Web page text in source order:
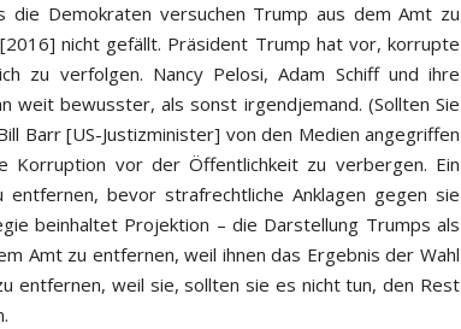
die Demokraten versuchen Trump aus dem Amt zu
nicht gefällt. Präsident Trump hat vor, korrupte
zu verfolgen. Nancy Pelosi, Adam Schiff und ihre
weit bewusster, als sonst irgendjemand. (Sollten Sie
Barr [US-Justizminister] von den Medien angegriffen
vor der Öffentlichkeit zu verbergen. Ein
bevor strafrechtliche Anklagen gegen sie
beinhaltet Projektion – die Darstellung Trumps als
Amt zu entfernen, weil ihnen das Ergebnis der Wahl
entfernen, weil sie, sollten sie es nicht tun, den Rest